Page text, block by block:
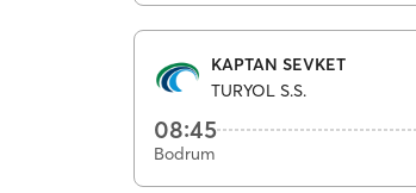
KAPTAN SEVKET
TURYOL S.S.
08:45
Bodrum